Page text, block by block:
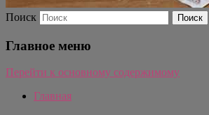
Поиск
Главное меню
Перейти к основному содержимому
Главная